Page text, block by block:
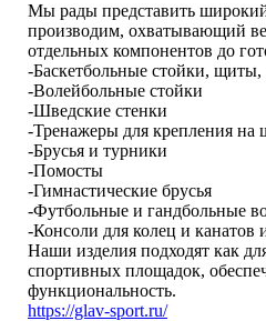
Мы рады представить
производим, охватывающий
отдельных компонентов до
-Баскетбольные стойки, щиты,
-Волейбольные стойки
-Шведские стенки
-Тренажеры для крепления на
-Брусья и турники
-Помосты
-Гимнастические брусья
-Футбольные и гандбольные
-Консоли для колец и канатов
Наши изделия подходят как
спортивных площадок,
функциональность.
https://glav-sport.ru/